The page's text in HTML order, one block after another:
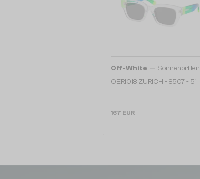
Off-White — Sonnenbrillen
OERI018 ZURICH - 8507 - 51
167 EUR